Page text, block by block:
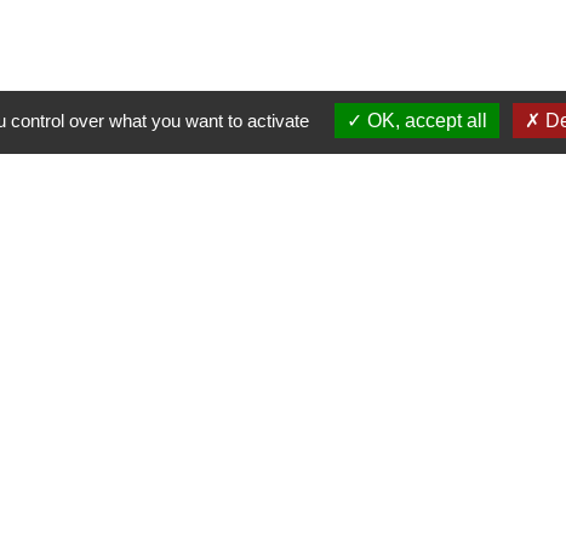
over what you want to activate OK, accept all